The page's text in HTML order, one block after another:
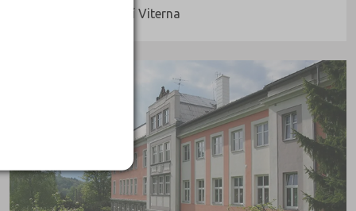
Ředitel: Mgr. Jiří Viterna